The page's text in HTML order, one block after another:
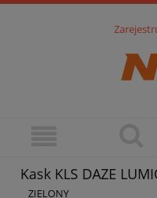
Kask KLS DAZE
ZIELONY